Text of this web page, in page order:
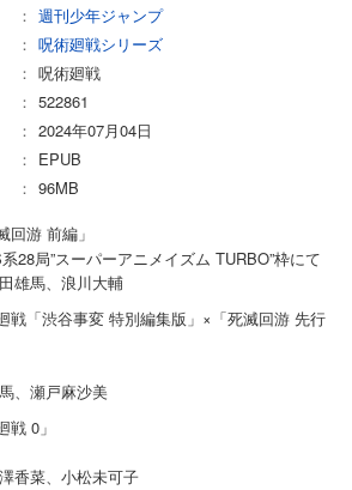
週刊少年ジャンプ
呪術廻戦シリーズ
呪術廻戦
522861
2024年07月04日
EPUB
96MB
回游 前編」
28局”スーパーアニメイズム TURBO”枠にて
雄馬、浪川大輔
戦「渋谷事変 特別編集版」×「死滅回游 先行
、瀬戸麻沙美
戦 0」
香菜、小松未可子